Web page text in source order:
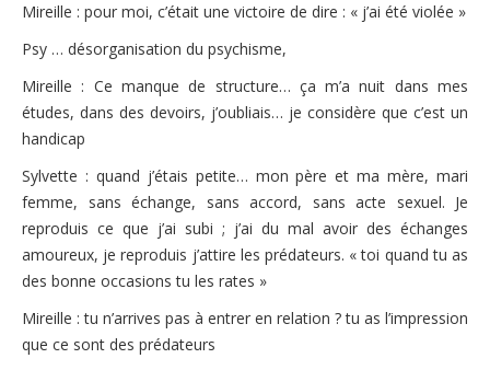
Mireille : pour moi, c’était une victoire de dire : « j’ai été violée »
Psy … désorganisation du psychisme,
Mireille : Ce manque de structure… ça m’a nuit dans mes
études, dans des devoirs, j’oubliais… je considère que c’est un
handicap
Sylvette : quand j’étais petite… mon père et ma mère, mari
femme, sans échange, sans accord, sans acte sexuel. Je
reproduis ce que j’ai subi ; j’ai du mal avoir des échanges
amoureux, je reproduis j’attire les prédateurs. « toi quand tu as
des bonne occasions tu les rates »
Mireille : tu n’arrives pas à entrer en relation ? tu as l’impression
que ce sont des prédateurs